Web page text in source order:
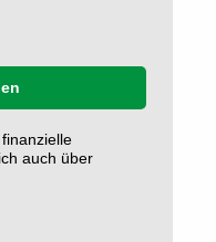
auch über